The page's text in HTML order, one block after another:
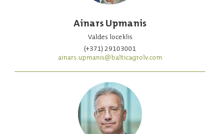
Ainars Upmanis
Valdes loceklis
(+371) 29103001
ainars.upmanis@balticagrolv.com